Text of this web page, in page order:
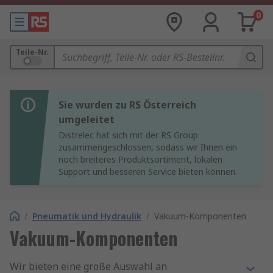
0
Teile-Nr.
Sie wurden zu RS Österreich
umgeleitet
Distrelec hat sich mit der RS Group
zusammengeschlossen, sodass wir Ihnen ein
noch breiteres Produktsortiment, lokalen
Support und besseren Service bieten können.
/ Pneumatik und Hydraulik / Vakuum-Komponenten
Vakuum-Komponenten
Wir bieten eine große Auswahl an